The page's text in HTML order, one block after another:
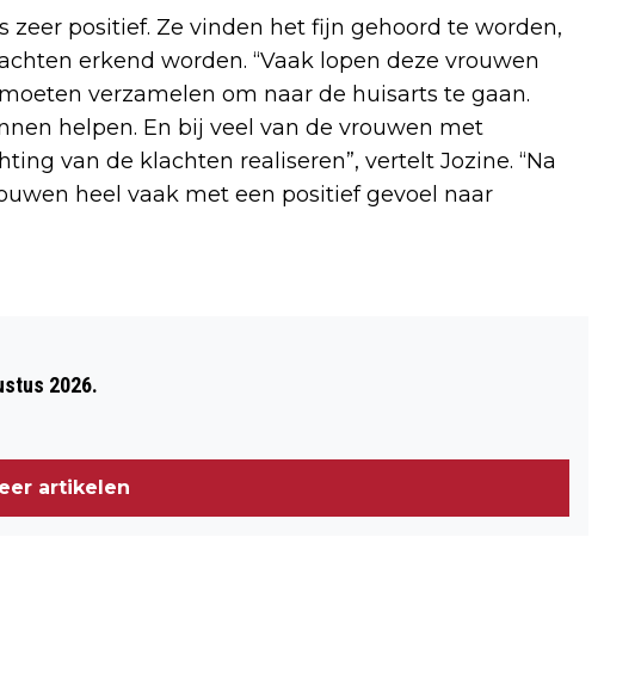
positief. Ze vinden het fijn gehoord te worden,
erkend worden. “Vaak lopen deze vrouwen
verzamelen om naar de huisarts te gaan.
helpen. En bij veel van de vrouwen met
van de klachten realiseren”, vertelt Jozine. “Na
heel vaak met een positief gevoel naar
COCAÏNE
2026.
artikelen